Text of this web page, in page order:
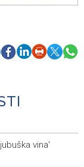
vina'